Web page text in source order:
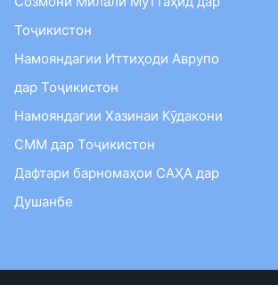
Тоҷикистон
Намояндагии Иттиҳоди Аврупо
дар Тоҷикистон
Намояндагии Хазинаи Кӯдакони
СММ дар Тоҷикистон
Дафтари барномаҳои САҲА дар
Душанбе